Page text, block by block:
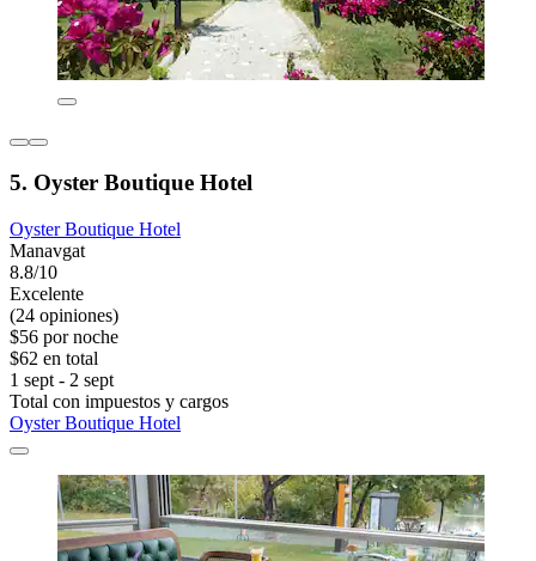
5. Oyster Boutique Hotel
Oyster Boutique Hotel
Manavgat
8.8/10
Excelente
(24 opiniones)
$56 por noche
$62 en total
1 sept - 2 sept
Total con impuestos y cargos
Oyster Boutique Hotel